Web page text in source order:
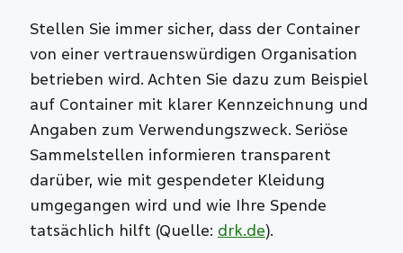
Stellen Sie immer sicher, dass der Container
von einer vertrauenswürdigen Organisation
betrieben wird. Achten Sie dazu zum Beispiel
auf Container mit klarer Kennzeichnung und
Angaben zum Verwendungszweck. Seriöse
Sammelstellen informieren transparent
darüber, wie mit gespendeter Kleidung
umgegangen wird und wie Ihre Spende
tatsächlich hilft (Quelle: drk.de).